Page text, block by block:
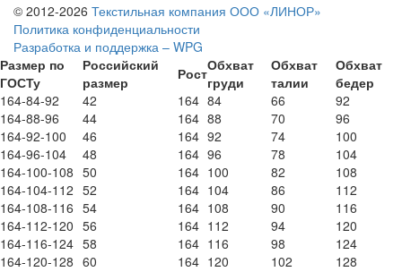
© 2012-2026 Текстильная компания ООО «ЛИНОР»
Политика конфиденциальности
Разработка и поддержка – WPG
Размер по
ГОСТу
Российский
размер
РостОбхват
груди
Обхват
талии
Обхват
бедер
164-84-92
42 164 84 66
92
164-88-96
44 164 88 70
96
164-92-100
46 164 92 74
100
164-96-104
48 164 96 78
104
164-100-108 50 164 100 82
108
164-104-112 52 164 104 86
112
164-108-116 54 164 108 90
116
164-112-120 56 164 112 94
120
164-116-124 58 164 116 98
124
164-120-128 60 164 120 102
128